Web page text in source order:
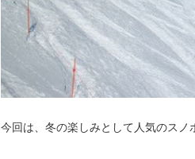
今回は、冬の楽しみとして人気のス